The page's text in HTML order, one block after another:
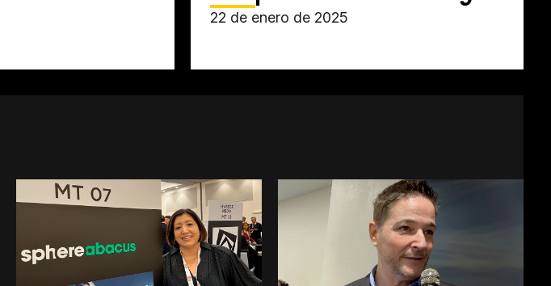
22 de enero de 2025